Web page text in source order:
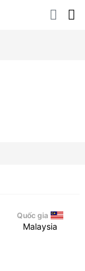
Quốc gia
Malaysia